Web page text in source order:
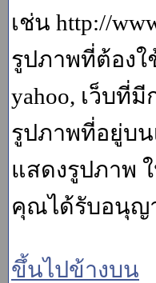
เช่น http://
รูปภาพที่ต้องใ
yahoo, เว็บที่
รูปภาพที่อยู่บน
แสดงรูปภาพ
คุณได้รับอนุญ
ขึ้นไปข้างบน